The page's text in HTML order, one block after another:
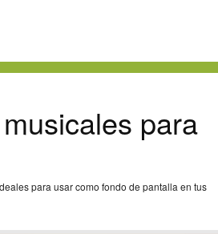
para
para usar como fondo de pantalla en tus